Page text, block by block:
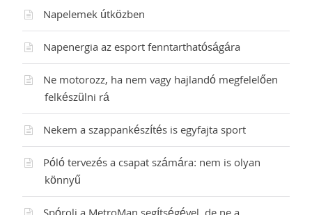
Napelemek útközben
Napenergia az esport fenntarthatóságára
Ne motorozz, ha nem vagy hajlandó megfelelően
felkészülni rá
Nekem a szappankészítés is egyfajta sport
Póló tervezés a csapat számára: nem is olyan
könnyű